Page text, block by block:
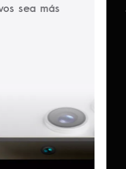
su
de sus